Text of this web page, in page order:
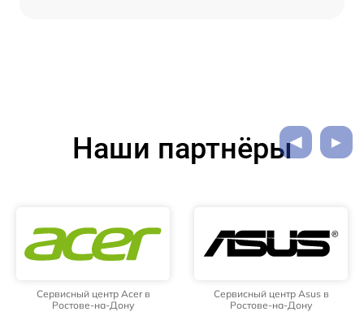
Наши партнёры
Сервисный центр Acer в
Ростове-на-Дону
Сервисный центр Asus в
Ростове-на-Дону